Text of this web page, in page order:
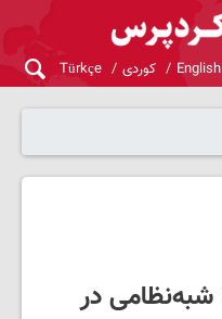
English کوردی Türkçe
کشته شدن بیش از ۱۰۰ شبه‌نظامی در